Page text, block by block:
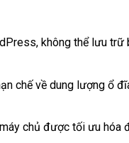
không thể lưu trữ
chế về dung lượng ổ
chủ được tối ưu hóa